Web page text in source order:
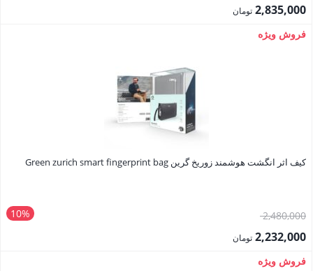
اصلی:2,835,000 تومان
قیمت
فروش ویژه
کیف اثر انگشت هوشمند زوریخ گرین Green zurich smart fingerprint bag
10% 2,480,000قیمت
اصلی:2,232,000 تومان
قیمت
فروش ویژه